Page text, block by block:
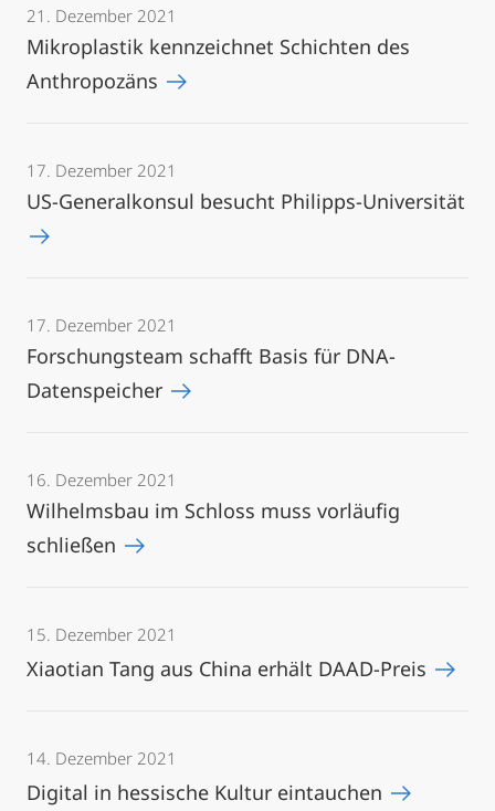
21. Dezember 2021
Mikroplastik kennzeichnet Schichten des
Anthropozäns
17. Dezember 2021
US-Generalkonsul besucht Philipps-Universität
17. Dezember 2021
Forschungsteam schafft Basis für DNA-
Datenspeicher
16. Dezember 2021
Wilhelmsbau im Schloss muss vorläufig
schließen
15. Dezember 2021
Xiaotian Tang aus China erhält DAAD-Preis
14. Dezember 2021
Digital in hessische Kultur eintauchen